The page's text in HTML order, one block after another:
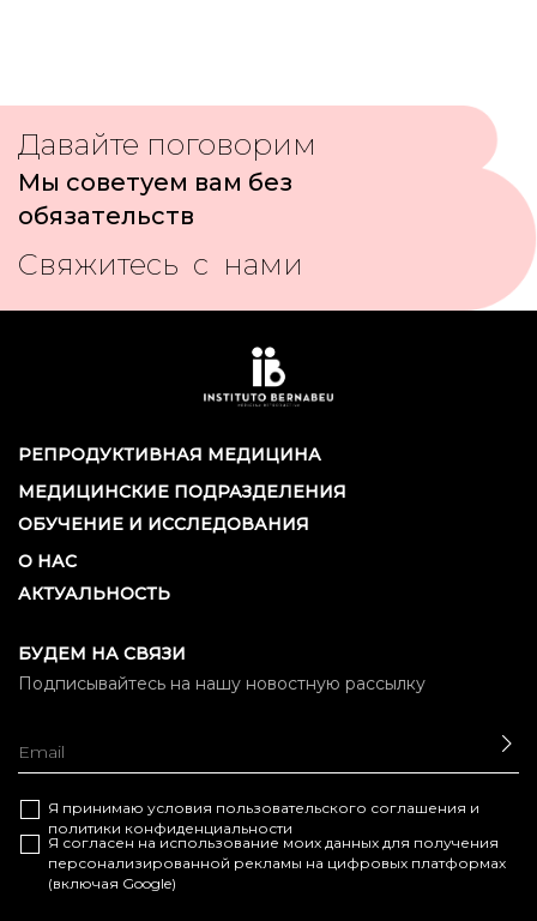
Давайте поговорим
Мы советуем вам без
обязательств
Свяжитесь с нами
РЕПРОДУКТИВНАЯ МЕДИЦИНА
МЕДИЦИНСКИЕ ПОДРАЗДЕЛЕНИЯ
ОБУЧЕНИЕ И ИССЛЕДОВАНИЯ
О НАС
АКТУАЛЬНОСТЬ
БУДЕМ НА СВЯЗИ
Подписывайтесь на нашу новостную рассылку
Я принимаю условия пользовательского соглашения и
политики конфиденциальности
Я согласен на использование моих данных для получения
персонализированной рекламы на цифровых платформах
(включая Google)